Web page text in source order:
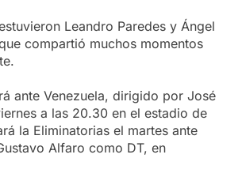
Leandro Paredes y Ángel
compartió muchos momentos
ante Venezuela, dirigido por José
a las 20.30 en el estadio de
la Eliminatorias el martes ante
Alfaro como DT, en